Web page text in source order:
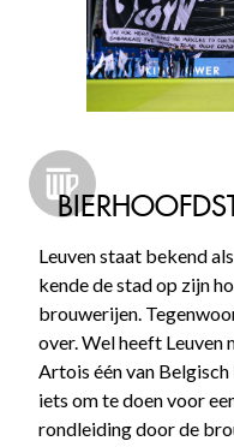
Leuven staat bekend
kende de stad op zijn
brouwerijen.
over. Wel heeft Leuven
Artois één van
iets om te doen voor
rondleiding door de